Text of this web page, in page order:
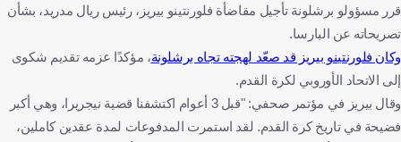
قرر مسؤولو برشلونة تأجيل مقاضأة فلورنتينو بيريز، رئيس ريال مدريد، بشأن
تصريحاته عن البارسا.
وكان فلورنتينو بيريز قد صعّد لهجته تجاه برشلونة، مؤكدًا عزمه تقديم شكوى
إلى الاتحاد الأوروبي لكرة القدم.
وقال بيريز في مؤتمر صحفي: "قبل 3 أعوام اكتشفنا قضية نيجريرا، وهي أكبر
فضيحة في تاريخ كرة القدم. لقد استمرت المدفوعات لمدة عقدين كاملين،